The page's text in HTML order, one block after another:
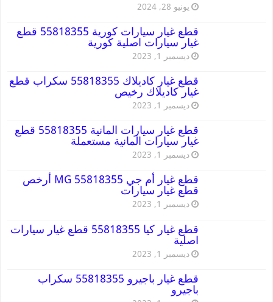
يونيو 28, 2024
قطع غيار سيارات كورية 55818355 قطع
غيار سيارات اصلية كورية
ديسمبر 1, 2023
قطع غيار كاديلاك 55818355 سكراب قطع
غيار كاديلاك رخيص
ديسمبر 1, 2023
قطع غيار سيارات المانية 55818355 قطع
غيار سيارات المانية مستعملة
ديسمبر 1, 2023
قطع غيار أم جي MG 55818355 أرخص
قطع غيار سيارات
ديسمبر 1, 2023
قطع غيار كيا 55818355 قطع غيار سيارات
اصلية
ديسمبر 1, 2023
قطع غيار باجيرو 55818355 سكراب
باجيرو